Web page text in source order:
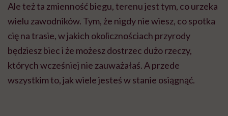
Ale też ta zmienność biegu, terenu jest tym, co urzeka
wielu zawodników. Tym, że nigdy nie wiesz, co spotka
cię na trasie, w jakich okolicznościach przyrody
będziesz biec i że możesz dostrzec dużo rzeczy,
których wcześniej nie zauważałaś. A przede
wszystkim to, jak wiele jesteś w stanie osiągnąć.